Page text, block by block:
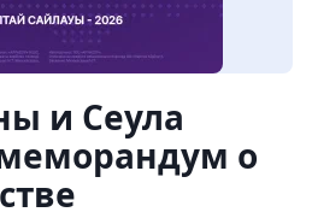
и Сеула
о